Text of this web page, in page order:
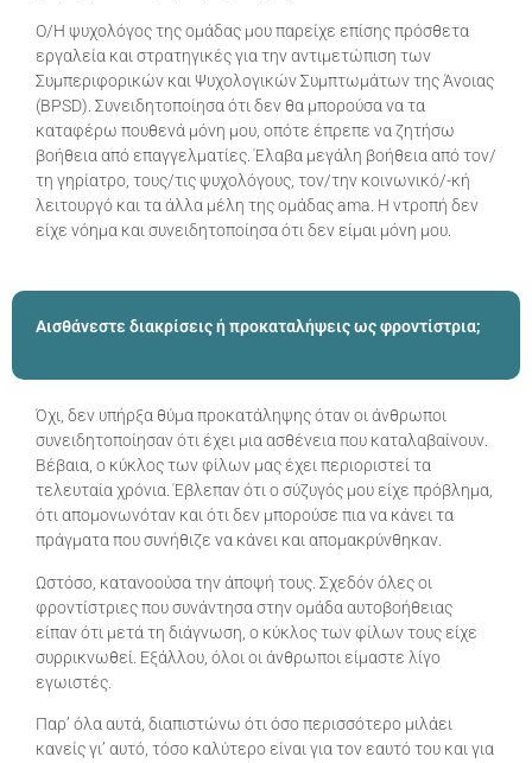
Ο/Η ψυχολόγος της ομάδας μου παρείχε επίσης πρόσθετα
εργαλεία και στρατηγικές για την αντιμετώπιση των
Συμπεριφορικών και Ψυχολογικών Συμπτωμάτων της Άνοιας
(BPSD). Συνειδητοποίησα ότι δεν θα μπορούσα να τα
καταφέρω πουθενά μόνη μου, οπότε έπρεπε να ζητήσω
βοήθεια από επαγγελματίες. Έλαβα μεγάλη βοήθεια από τον/
τη γηρίατρο, τους/τις ψυχολόγους, τον/την κοινωνικό/-κή
λειτουργό και τα άλλα μέλη της ομάδας ama. Η ντροπή δεν
είχε νόημα και συνειδητοποίησα ότι δεν είμαι μόνη μου.
Αισθάνεστε διακρίσεις ή προκαταλήψεις ως φροντίστρια;
Όχι, δεν υπήρξα θύμα προκατάληψης όταν οι άνθρωποι
συνειδητοποίησαν ότι έχει μια ασθένεια που καταλαβαίνουν.
Βέβαια, ο κύκλος των φίλων μας έχει περιοριστεί τα
τελευταία χρόνια. Έβλεπαν ότι ο σύζυγός μου είχε πρόβλημα,
ότι απομονωνόταν και ότι δεν μπορούσε πια να κάνει τα
πράγματα που συνήθιζε να κάνει και απομακρύνθηκαν.
Ωστόσο, κατανοούσα την άποψή τους. Σχεδόν όλες οι
φροντίστριες που συνάντησα στην ομάδα αυτοβοήθειας
είπαν ότι μετά τη διάγνωση, ο κύκλος των φίλων τους είχε
συρρικνωθεί. Εξάλλου, όλοι οι άνθρωποι είμαστε λίγο
εγωιστές.
Παρ’ όλα αυτά, διαπιστώνω ότι όσο περισσότερο μιλάει
κανείς γι’ αυτό, τόσο καλύτερο είναι για τον εαυτό του και για